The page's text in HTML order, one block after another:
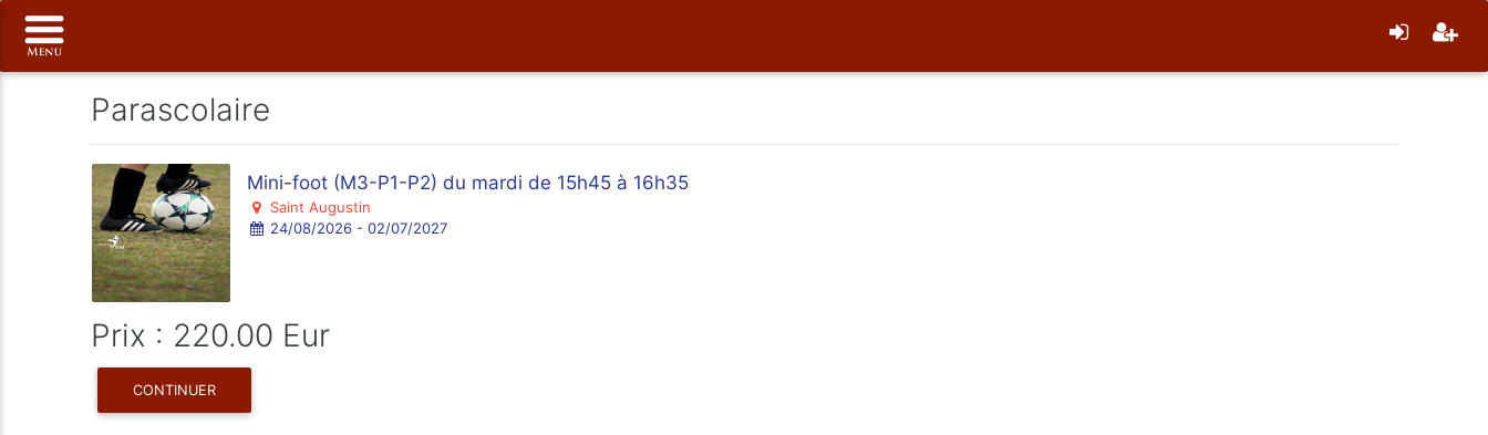
Parascolaire
Mini-foot (M3-P1-P2) du mardi de 15h45 à 16h35
Saint Augustin
24/08/2026 - 02/07/2027
Prix : 220.00 Eur
CONTINUER